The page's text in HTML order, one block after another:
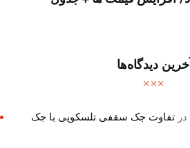
آخرین دیدگاه‌ها
درتفاوت جک سقفی تلسکوپی با جک